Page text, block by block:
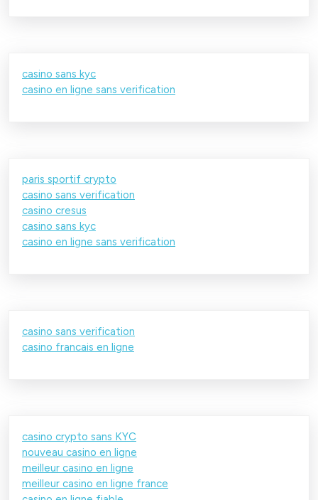
casino sans kyc
casino en ligne sans verification
paris sportif crypto
casino sans verification
casino cresus
casino sans kyc
casino en ligne sans verification
casino sans verification
casino francais en ligne
casino crypto sans KYC
nouveau casino en ligne
meilleur casino en ligne
meilleur casino en ligne france